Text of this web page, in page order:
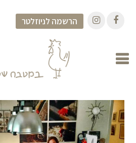
הרשמה לניוזלטר